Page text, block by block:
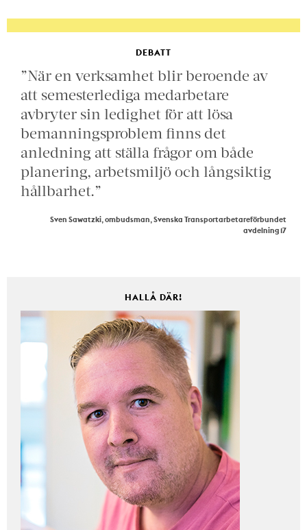
DEBATT
”När en verksamhet blir beroende av
att semesterlediga medarbetare
avbryter sin ledighet för att lösa
bemanningsproblem finns det
anledning att ställa frågor om både
planering, arbetsmiljö och långsiktig
hållbarhet.”
Sven Sawatzki, ombudsman, Svenska Transportarbetareförbundet
avdelning 17
HALLÅ DÄR!